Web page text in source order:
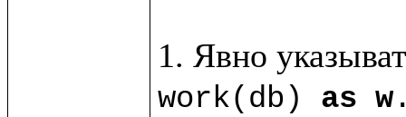
work(db) as w